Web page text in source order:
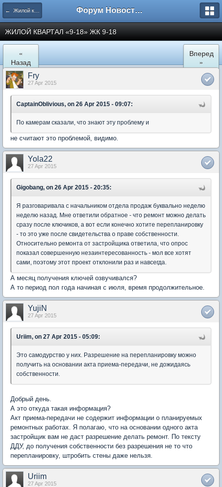
← Жилой квартал "9-18" в Мытищах Форум Новостройки
ЖИЛОЙ КВАРТАЛ «9-18» ЖК 9-18
«
Назад
Вперед
»
Fry
27 Apr 2015
CaptainOblivious, on 26 Apr 2015 - 09:07:
По камерам сказали, что знают эту проблему и
не считают это проблемой, видимо.
Yola22
27 Apr 2015
Gigobang, on 26 Apr 2015 - 20:35:
Я разговаривала с начальником отдела продаж буквально неделю
неделю назад. Мне ответили обратное - что ремонт можно делать
сразу после ключиков, а вот если конечно хотите перепланировку
- то это уже после свидетельства о праве собственности.
Относительно ремонта от застройщика ответила, что опрос
показал совершенную незаинтересованность - мол все хотят
сами, поэтому этот проект отклонили раз и навсегда.
А месяц получения ключей озвучивался?
А то период пол года начиная с июля, время продолжительное.
YujiN
27 Apr 2015
Uriim, on 27 Apr 2015 - 05:09:
Это самодурство у них. Разрешение на перепланировку можно
получить на основании акта приема-передачи, не дожидаясь
собственности.
Добрый день.
А это откуда такая информация?
Акт приема-передачи не содержит информации о планируемых
ремонтных работах. Я полагаю, что на основании одного акта
застройщик вам не даст разрешение делать ремонт. По тексту
ДДУ, до получения собственности без разрешения не то что
перепланировку, штробить стены даже нельзя.
Uriim
27 Apr 2015